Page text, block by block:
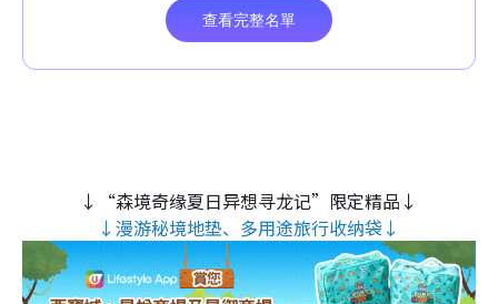
↓“森境奇缘夏日异想寻龙记”限定精品↓
↓漫游秘境地垫、多用途旅行收纳袋↓